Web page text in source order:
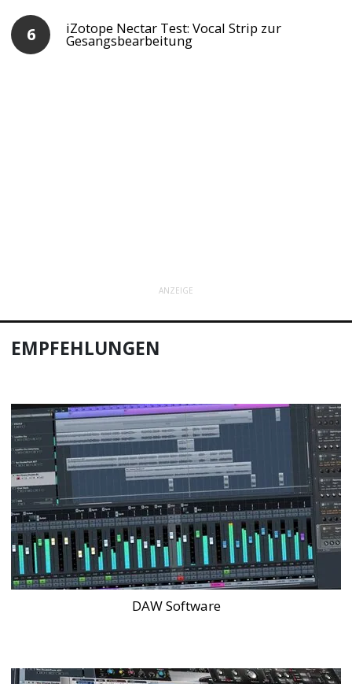
iZotope Nectar Test: Vocal Strip zur
Gesangsbearbeitung
ANZEIGE
EMPFEHLUNGEN
DAW Software